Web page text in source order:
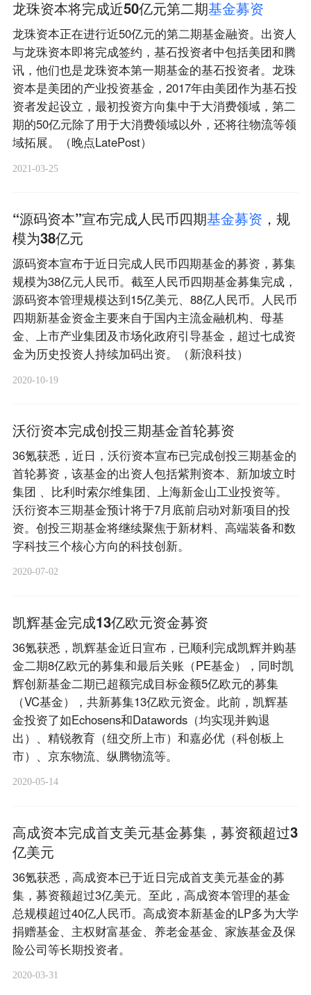
龙珠资本将完成近50亿元第二期基金募资
龙珠资本正在进行近50亿元的第二期基金融资。出资人
与龙珠资本即将完成签约，基石投资者中包括美团和腾
讯，他们也是龙珠资本第一期基金的基石投资者。龙珠
资本是美团的产业投资基金，2017年由美团作为基石投
资者发起设立，最初投资方向集中于大消费领域，第二
期的50亿元除了用于大消费领域以外，还将往物流等领
域拓展。（晚点LatePost）
2021-03-25
“源码资本”宣布完成人民币四期基金募资 ，规
模为38亿元
源码资本宣布于近日完成人民币四期基金的募资，募集
规模为38亿元人民币。截至人民币四期基金募集完成，
源码资本管理规模达到15亿美元、88亿人民币。人民币
四期新基金资金主要来自于国内主流金融机构、母基
金、上市产业集团及市场化政府引导基金，超过七成资
金为历史投资人持续加码出资。（新浪科技）
2020-10-19
沃衍资本完成创投三期基金首轮募资
36氪获悉，近日，沃衍资本宣布已完成创投三期基金的
首轮募资，该基金的出资人包括紫荆资本、新加坡立时
集团 、比利时索尔维集团、上海新金山工业投资等。
沃衍资本三期基金预计将于7月底前启动对新项目的投
资。创投三期基金将继续聚焦于新材料、高端装备和数
字科技三个核心方向的科技创新。
2020-07-02
凯辉基金完成13亿欧元资金募资
36氪获悉，凯辉基金近日宣布，已顺利完成凯辉并购基
金二期8亿欧元的募集和最后关账（PE基金），同时凯
辉创新基金二期已超额完成目标金额5亿欧元的募集
（VC基金），共新募集13亿欧元资金。此前，凯辉基
金投资了如Echosens和Datawords（均实现并购退
出）、精锐教育（纽交所上市）和嘉必优（科创板上
市）、京东物流、纵腾物流等。
2020-05-14
高成资本完成首支美元基金募集，募资额超过3
亿美元
36氪获悉，高成资本已于近日完成首支美元基金的募
集，募资额超过3亿美元。至此，高成资本管理的基金
总规模超过40亿人民币。高成资本新基金的LP多为大学
捐赠基金、主权财富基金、养老金基金、家族基金及保
险公司等长期投资者。
2020-03-31